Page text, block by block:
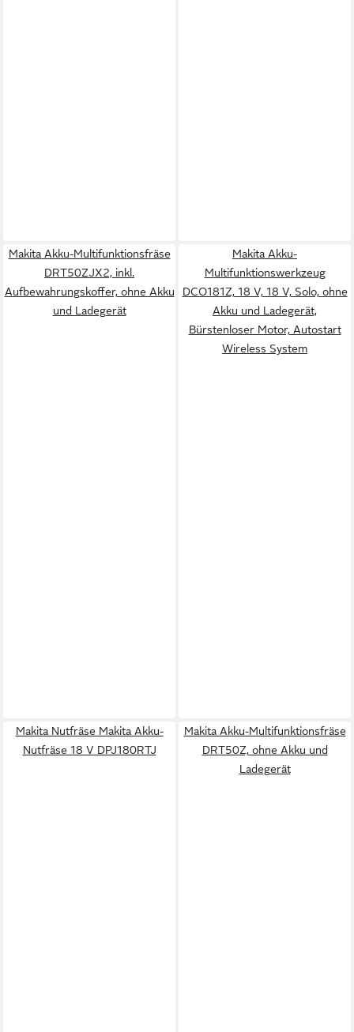
Makita Akku-Multifunktionsfräse
DRT50ZJX2, inkl.
Aufbewahrungskoffer, ohne Akku
und Ladegerät
Makita Akku-
Multifunktionswerkzeug
DCO181Z, 18 V, 18 V, Solo, ohne
Akku und Ladegerät,
Bürstenloser Motor, Autostart
Wireless System
Makita Nutfräse Makita Akku-
Nutfräse 18 V DPJ180RTJ
Makita Akku-Multifunktionsfräse
DRT50Z, ohne Akku und
Ladegerät